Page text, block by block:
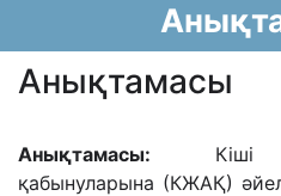
Анықтамасы
Анықтамасы: Кіші
қабынуларына (КЖАҚ)